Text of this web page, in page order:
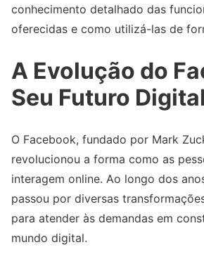
conhecimento detalhado das
oferecidas e como utilizá-las de
A Evolução do
Seu Futuro Digital
O Facebook, fundado por Mark
revolucionou a forma como as
interagem online. Ao longo dos
passou por diversas
para atender às demandas em
mundo digital.